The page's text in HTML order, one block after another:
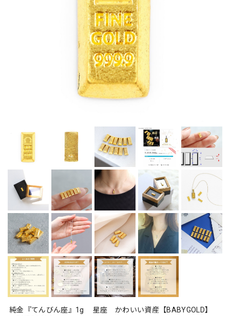
純金『てんびん座』1g 星座 かわいい資産【BABYGOLD】